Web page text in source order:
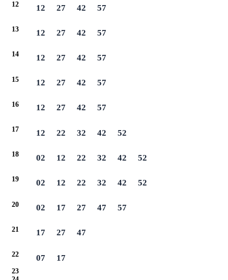
12 12 27 42 57
13 12 27 42 57
14 12 27 42 57
15 12 27 42 57
16 12 27 42 57
17 12 22 32 42 52
18 02 12 22 32 42 52
19 02 12 22 32 42 52
20 02 17 27 47 57
21 17 27 47
22 07 17
23